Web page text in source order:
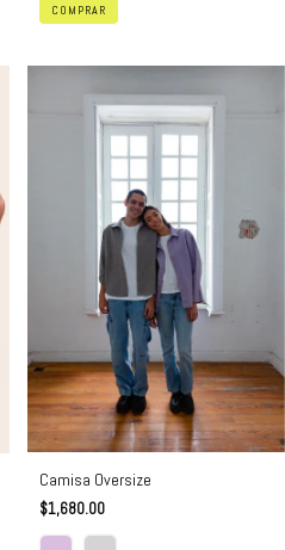
COMPRAR
Camisa Oversize
$1,680.00